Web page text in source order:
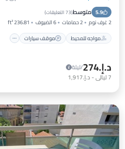
5.9 متوسط(73 التعليقات )
2 غرف نوم 2 حمامات 6 الضيوف
236.81 ft²
مواجه للمحيط
موقف سيارات
إطلالة على المحيط
د.إ.‏274
/ليلة
7ليالي- د.إ.‏1,917